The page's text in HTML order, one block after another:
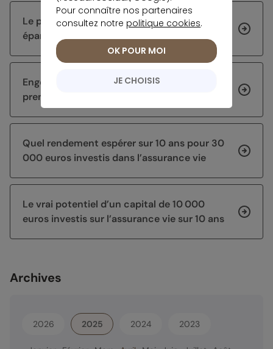
Le projet de l’été de Morgane : sécuriser son
épargne avant de chercher du rendement
Engouement inédit pour l’assurance vie au
premier semestre 2026
Quel rendement espérer sur 10 ans pour 30
000 euros investis dans l’assurance vie
Le vrai potentiel d’un capital de 10 000
euros investis sur l’assurance vie sur 10 ans
Archives
2026 2025 2024 2023
Pour connaître nos partenaires
consultez notre politique cookies.
JE CHOISIS
OK POUR MOI